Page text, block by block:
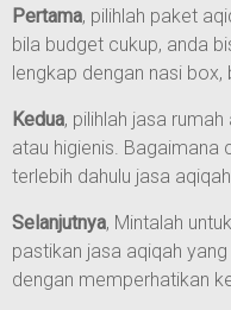
Pertama, pilihlah paket
bila budget cukup, anda
lengkap dengan nasi
Kedua, pilihlah jasa
atau higienis. Bagaimana
terlebih dahulu jasa
Selanjutnya, Mintalah
pastikan jasa aqiqah
dengan memperhatikan